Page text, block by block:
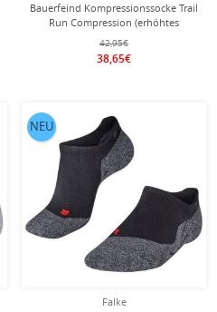
Bauerfeind Kompressionssocke Trail
Run Compression (erhöhtes
Stabilitätsgefühl) grau Herren - 1
Paar
42,95€
38,65€
Falke
NEU